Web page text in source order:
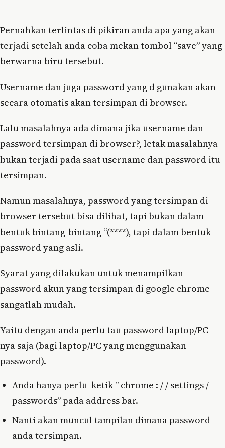
Pernahkan terlintas di pikiran anda apa yang akan
terjadi setelah anda coba mekan tombol “save” yang
berwarna biru tersebut.
Username dan juga password yang d gunakan akan
secara otomatis akan tersimpan di browser.
Lalu masalahnya ada dimana jika username dan
password tersimpan di browser?, letak masalahnya
bukan terjadi pada saat username dan password itu
tersimpan.
Namun masalahnya, password yang tersimpan di
browser tersebut bisa dilihat, tapi bukan dalam
bentuk bintang-bintang “(****), tapi dalam bentuk
password yang asli.
Syarat yang dilakukan untuk menampilkan
password akun yang tersimpan di google chrome
sangatlah mudah.
Yaitu dengan anda perlu tau password laptop/PC
nya saja (bagi laptop/PC yang menggunakan
password).
Anda hanya perlu ketik ” chrome : / / settings /
passwords” pada address bar.
Nanti akan muncul tampilan dimana password
anda tersimpan.